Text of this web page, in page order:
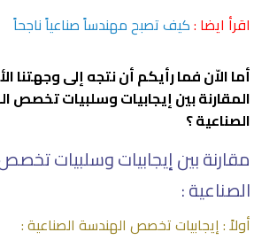
اقرأ ايضا :كيف تصبح مهندساً صناعياً ناجحاً
أما الاّن فما رأيكم أن نتجه إلى وجهتنا
المقارنة بين إيجابيات وسلبيات تخصص
الصناعية ؟
مقارنة بين إيجابيات وسلبيات
الصناعية :
أولاً : إيجابيات تخصص الهندسة الصناعية :